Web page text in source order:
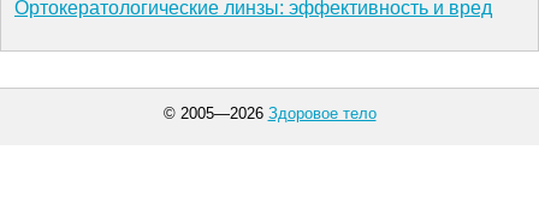
Ортокератологические линзы: эффективность и вред
© 2005—2026 Здоровое тело